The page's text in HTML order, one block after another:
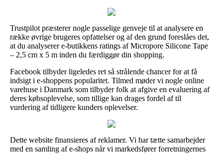
Trustpilot præsterer nogle passelige genveje til at analysere en
række øvrige brugeres opfattelser og af den grund foreslåes det,
at du analyserer e-butikkens ratings af Micropore Silicone Tape
– 2,5 cm x 5 m inden du færdiggør din shopping.
Facebook tilbyder ligeledes ret så strålende chancer for at få
indsigt i e-shoppens popularitet. Tilmed møder vi nogle online
varehuse i Danmark som tilbyder folk at afgive en evaluering af
deres købsoplevelse, som tillige kan drages fordel af til
vurdering af tidligere kunders oplevelser.
Dette website finansieres af reklamer. Vi har tætte samarbejder
med en samling af e-shops når vi markedsfører forretningernes